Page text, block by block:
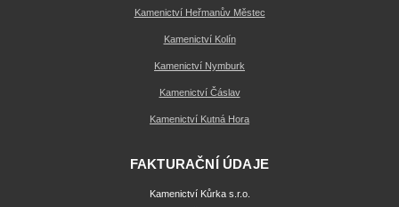
Kamenictví Heřmanův Městec
Kamenictví Kolín
Kamenictví Nymburk
Kamenictví Čáslav
Kamenictví Kutná Hora
FAKTURAČNÍ ÚDAJE
Kamenictví Kůrka s.r.o.